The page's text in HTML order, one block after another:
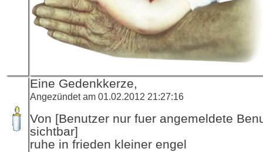
Eine Gedenkkerze,
Angezündet am 01.02.2012 21:27:16
Von [Benutzer nur fuer angemeldete
sichtbar]
ruhe in frieden kleiner engel